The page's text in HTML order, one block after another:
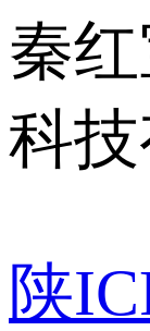
秦
科
陕